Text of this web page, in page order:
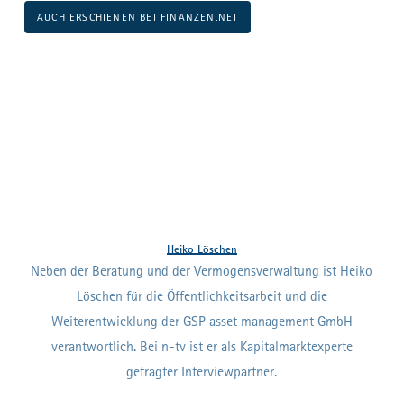
AUCH ERSCHIENEN BEI FINANZEN.NET
Heiko Löschen
Neben der Beratung und der Vermögensverwaltung ist Heiko
Löschen für die Öffentlichkeitsarbeit und die
Weiterentwicklung der GSP asset management GmbH
verantwortlich. Bei n-tv ist er als Kapitalmarktexperte
gefragter Interviewpartner.